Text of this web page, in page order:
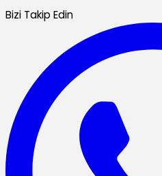
Bizi Takip Edin